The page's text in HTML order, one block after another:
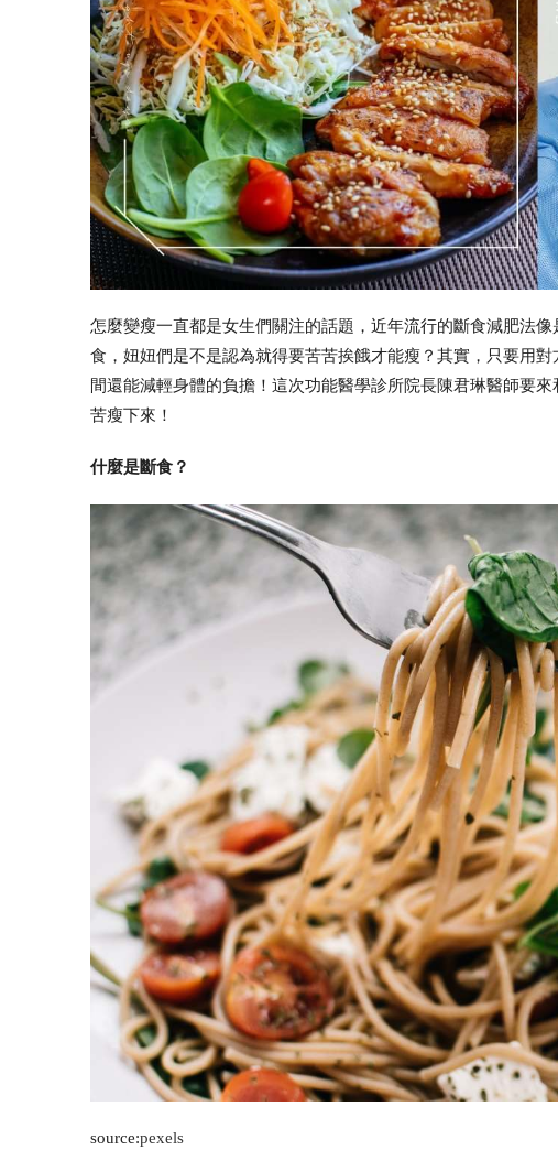
怎麼變瘦一直都是女生們關注的話題，近年流行的斷食減肥法
食，妞妞們是不是認為就得要苦苦挨餓才能瘦？其實，只要用
間還能減輕身體的負擔！這次功能醫學診所院長陳君琳醫師要
苦瘦下來！
什麼是斷食？
source:pexels